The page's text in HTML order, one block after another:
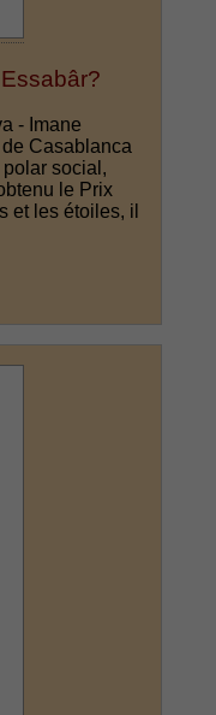
- Imane
Casablanca
social,
le Prix
et les étoiles, il